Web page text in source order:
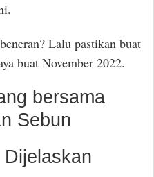
Lalu pastikan buat
buat November 2022.
bersama
Sebun